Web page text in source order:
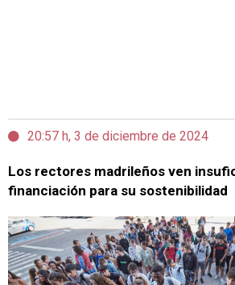
20:57 h, 3 de diciembre de 2024
Los rectores madrileños ven
financiación para su sostenibilidad